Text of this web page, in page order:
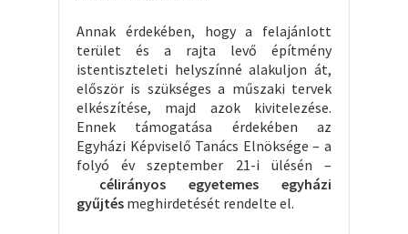
Annak érdekében, hogy a felajánlott
terület és a rajta levő építmény
istentiszteleti helyszínné alakuljon át,
először is szükséges a műszaki tervek
elkészítése, majd azok kivitelezése.
Ennek támogatása érdekében az
Egyházi Képviselő Tanács Elnöksége – a
folyó év szeptember 21-i ülésén –
célirányos egyetemes egyházi
gyűjtés meghirdetését rendelte el.